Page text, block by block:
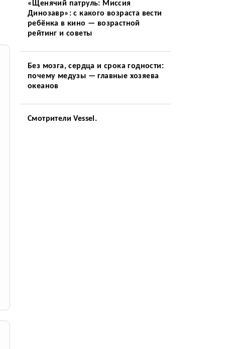
«Щенячий патруль: Миссия
Динозавр»: с какого возраста вести
ребёнка в кино — возрастной
рейтинг и советы
Без мозга, сердца и срока годности:
почему медузы — главные хозяева
океанов
Смотрители Vessel.